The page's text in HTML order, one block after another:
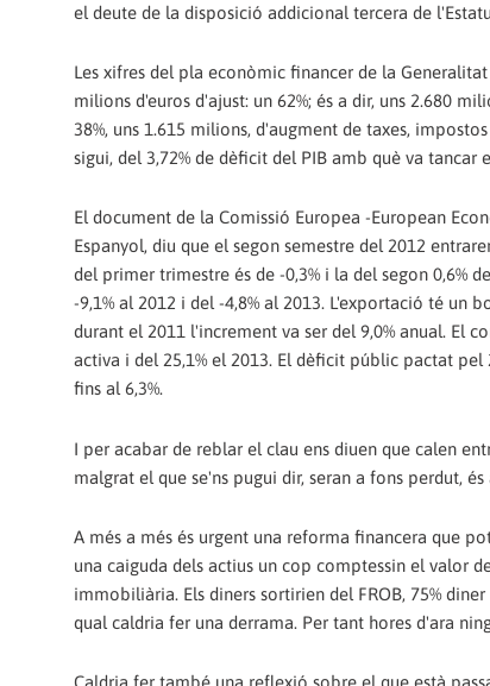
el deute de la disposició addicional tercera de
Les xifres del pla econòmic financer de la
milions d'euros d'ajust: un 62%; és a dir, uns 2.680
38%, uns 1.615 milions, d'augment de taxes,
sigui, del 3,72% de dèficit del PIB amb què va
El document de la Comissió Europea -European
Espanyol, diu que el segon semestre del 2012
del primer trimestre és de -0,3% i la del segon 0,6%
-9,1% al 2012 i del -4,8% al 2013. L'exportació té un
durant el 2011 l'increment va ser del 9,0% anual. El
activa i del 25,1% el 2013. El dèficit públic pactat pel
fins al 6,3%.
I per acabar de reblar el clau ens diuen que calen
malgrat el que se'ns pugui dir, seran a fons perdut,
A més a més és urgent una reforma financera que
una caiguda dels actius un cop comptessin el valor
immobiliària. Els diners sortirien del FROB, 75%
qual caldria fer una derrama. Per tant hores d'ara